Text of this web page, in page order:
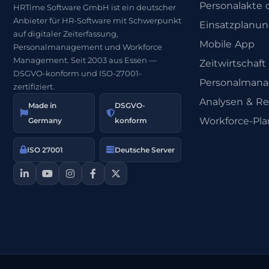
HRTime Software GmbH ist ein deutscher
Anbieter für HR-Software mit Schwerpunkt
auf digitaler Zeiterfassung,
Personalmanagement und Workforce
Management. Seit 2003 aus Essen —
DSGVO-konform und ISO-27001-
zertifiziert.
Made in
Germany
DSGVO-
konform
ISO 27001 Deutsche Server
Personalakte
Mobile App
Zeitwirtschaft
Analysen &
Workforce-